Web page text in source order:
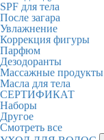
SPF для тела
После загара
Увлажнение
Коррекция фигуры
Парфюм
Дезодоранты
Массажные продукты
Масла для тела
СЕРТИФИКАТ
Наборы
Другое
Смотреть все